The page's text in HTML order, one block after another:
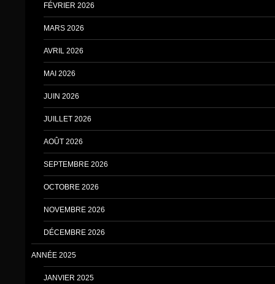
FÉVRIER 2026
MARS 2026
AVRIL 2026
MAI 2026
JUIN 2026
JUILLET 2026
AOÛT 2026
SEPTEMBRE 2026
OCTOBRE 2026
NOVEMBRE 2026
DÉCEMBRE 2026
ANNÉE 2025
JANVIER 2025